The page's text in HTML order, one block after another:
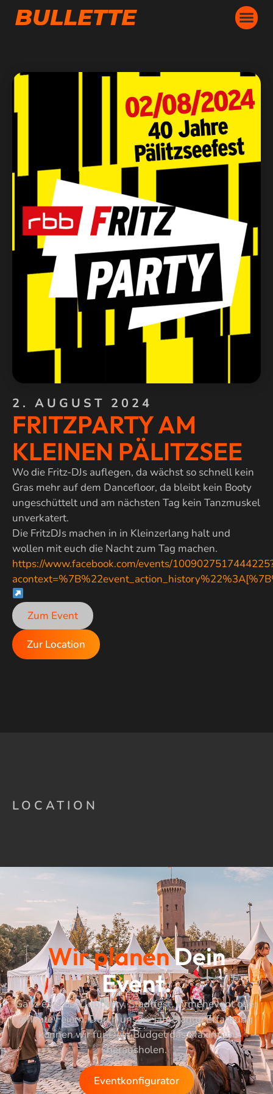
2. AUGUST 2024
FRITZPARTY AM
KLEINEN PÄLITZSEE
Wo die Fritz-DJs auflegen, da wächst so schnell kein
Gras mehr auf dem Dancefloor, da bleibt kein Booty
ungeschüttelt und am nächsten Tag kein Tanzmuskel
unverkatert.
Die FritzDJs machen in in Kleinzerlang halt und
wollen mit euch die Nacht zum Tag machen.
https://www.facebook.com/events/
Zum Event
Zur Location
LOCATION
Wir planenDein
Event.
Ganz egal ob Clubparty, Stadtfest, Firmenevent oder
private Feiern. Durch unsere jahrelange Erfahrung
können wir für Dein Budget das Maximum
herausholen.
Eventkonfigurator